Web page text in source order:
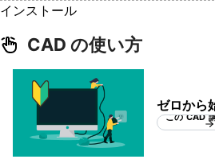
インストール
CAD の使い方
ゼロから
この CAD